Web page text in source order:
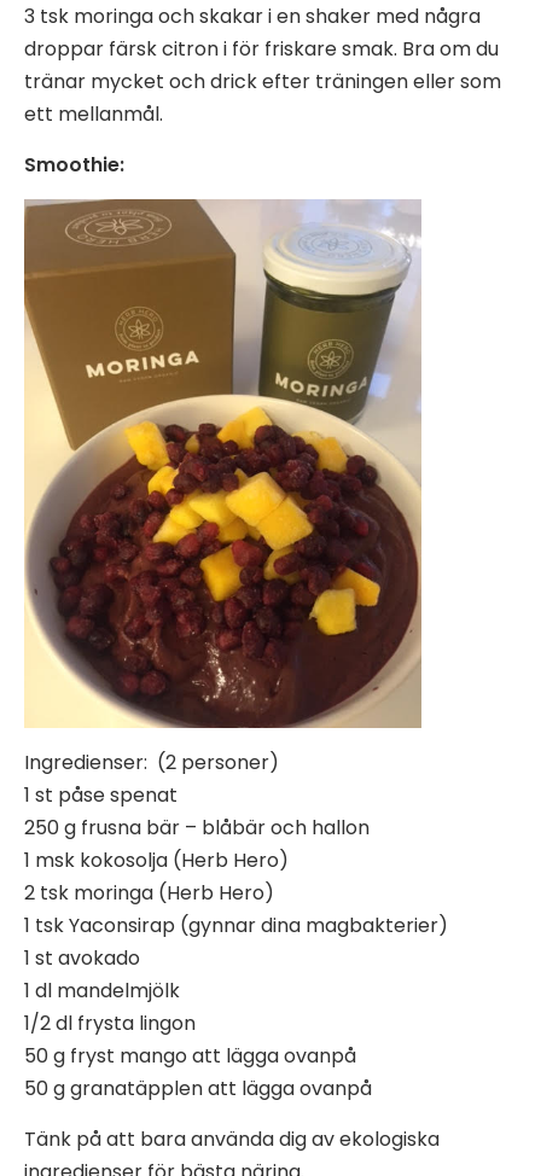
3 tsk moringa och skakar i en shaker med några
droppar färsk citron i för friskare smak. Bra om du
tränar mycket och drick efter träningen eller som
ett mellanmål.
Smoothie:
Ingredienser: (2 personer)
1 st påse spenat
250 g frusna bär – blåbär och hallon
1 msk kokosolja (Herb Hero)
2 tsk moringa (Herb Hero)
1 tsk Yaconsirap (gynnar dina magbakterier)
1 st avokado
1 dl mandelmjölk
1/2 dl frysta lingon
50 g fryst mango att lägga ovanpå
50 g granatäpplen att lägga ovanpå
Tänk på att bara använda dig av ekologiska